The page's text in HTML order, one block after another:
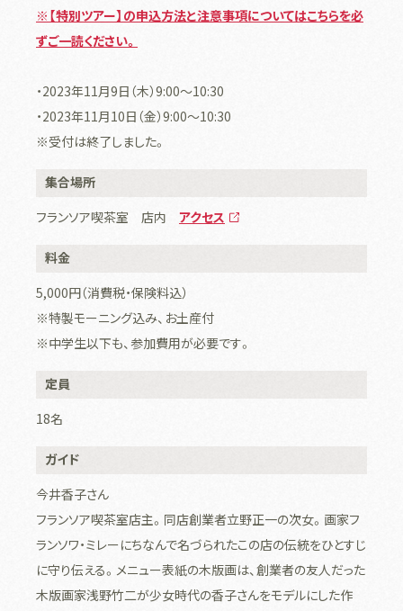
※【特別ツアー】の申込方法と注意事項についてはこちらを必
ずご一読ください。
・2023年11月9日（木）9:00～10:30
・2023年11月10日（金）9:00～10:30
※受付は終了しました。
集合場所
フランソア喫茶室 店内 アクセス
料金
5,000円（消費税・保険料込）
※特製モーニング込み、お土産付
※中学生以下も、参加費用が必要です。
定員
18名
ガイド
今井香子さん
フランソア喫茶室店主。同店創業者立野正一の次女。 画家フ
ランソワ・ミレーにちなんで名づられたこの店の伝統をひとすじ
に守り伝える。メニュー表紙の木版画は、創業者の友人だった
木版画家浅野竹二が少女時代の香子さんをモデルにした作